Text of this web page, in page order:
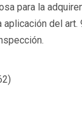
para la
del